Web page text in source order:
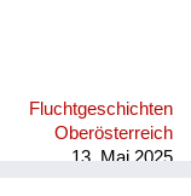
Fluchtgeschichten
Oberösterreich
13. Mai 2025